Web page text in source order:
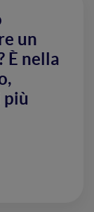
un
È nella
più